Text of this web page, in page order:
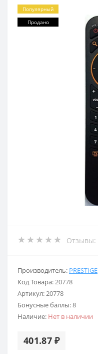
Популярный
Продано
Отзывы:
Производитель: PRESTIGE
Код Товара:20778
Артикул:20778
Бонусные баллы:8
Наличие: Нет в наличии
401.87 ₽